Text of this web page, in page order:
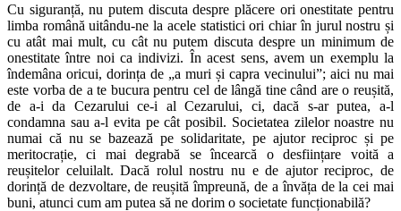
Cu siguranță, nu putem discuta despre plăcere ori onestitate pentru
limba română uitându-ne la acele statistici ori chiar în jurul nostru și
cu atât mai mult, cu cât nu putem discuta despre un minimum de
onestitate între noi ca indivizi. În acest sens, avem un exemplu la
îndemâna oricui, dorința de „a muri și capra vecinului”; aici nu mai
este vorba de a te bucura pentru cel de lângă tine când are o reușită,
de a-i da Cezarului ce-i al Cezarului, ci, dacă s-ar putea, a-l
condamna sau a-l evita pe cât posibil. Societatea zilelor noastre nu
numai că nu se bazează pe solidaritate, pe ajutor reciproc și pe
meritocrație, ci mai degrabă se încearcă o desființare voită a
reușitelor celuilalt. Dacă rolul nostru nu e de ajutor reciproc, de
dorință de dezvoltare, de reușită împreună, de a învăța de la cei mai
buni, atunci cum am putea să ne dorim o societate funcționabilă?